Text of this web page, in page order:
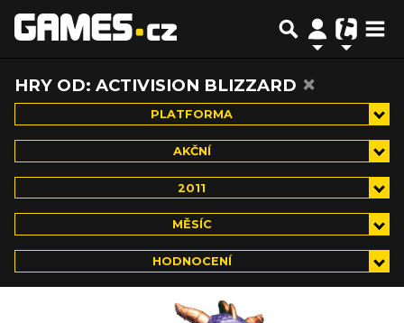
HRY OD: ACTIVISION BLIZZARD ×
PLATFORMA
AKČNÍ
2011
MĚSÍC
HODNOCENÍ